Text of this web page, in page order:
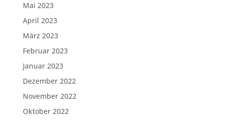
Mai 2023
April 2023
März 2023
Februar 2023
Januar 2023
Dezember 2022
November 2022
Oktober 2022